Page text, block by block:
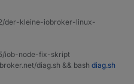
der-kleine-iobroker-linux-
iob-node-fix-skript
diag.sh && bash diag.sh